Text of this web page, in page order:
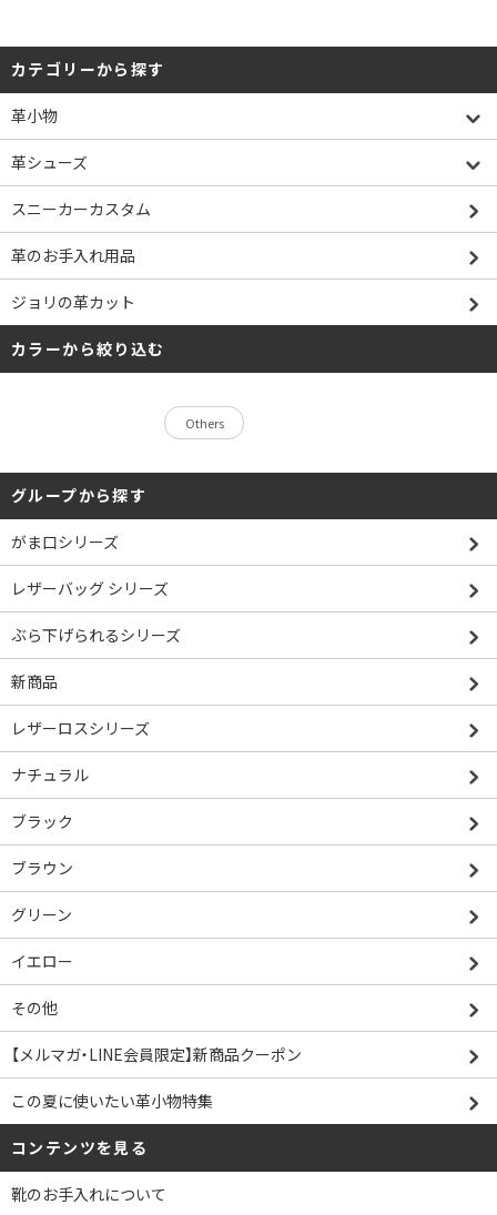
カテゴリーから探す
革小物
革シューズ
スニーカーカスタム
革のお手入れ用品
ジョリの革カット
カラーから絞り込む
Others
グループから探す
がま口シリーズ
レザーバッグ シリーズ
ぶら下げられるシリーズ
新商品
レザーロスシリーズ
ナチュラル
ブラック
ブラウン
グリーン
イエロー
その他
【メルマガ・LINE会員限定】新商品クーポン
この夏に使いたい革小物特集
コンテンツを見る
靴のお手入れについて